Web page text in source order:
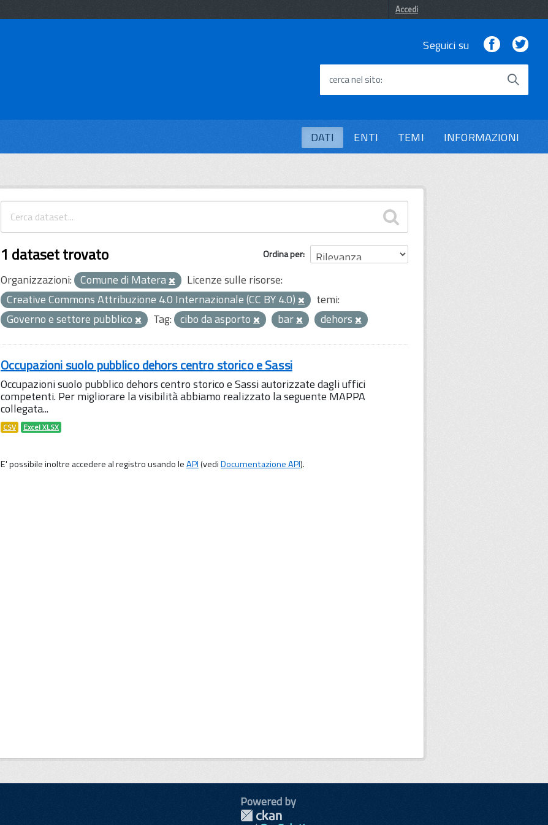
Accedi
Seguici su Facebook
cerca nel sito
DATI ENTI TEMI INFORMAZIONI
Ordina per
1 dataset trovato
Organizzazioni: Comune di Matera
Licenze sulle risorse:
Creative Commons Attribuzione 4.0 Internazionale (CC BY 4.0)
temi:
Governo e settore pubblico
Tag: cibo da asporto bar dehors
Occupazioni suolo pubblico dehors centro storico e Sassi
Occupazioni suolo pubblico dehors centro storico e Sassi autorizzate dagli uffici
competenti. Per migliorare la visibilità abbiamo realizzato la seguente MAPPA
collegata...
CSV Excel XLSX
E' possibile inoltre accedere al registro usando leAPI(vediDocumentazione API).
Powered by